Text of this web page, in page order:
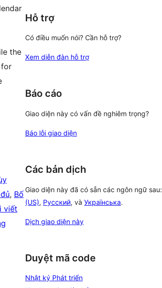
the
for
, Bố
viết
Hỗ trợ
Có điều muốn nói? Cần hỗ trợ?
Xem diễn đàn hỗ trợ
Báo cáo
Giao diện này có vấn đề nghiêm trọng?
Báo lỗi giao diện
Các bản dịch
Giao diện này đã có sẵn các ngôn ngữ sau:
(US), Русский, và Українська.
Dịch giao diện này
Duyệt mã code
Nhật ký Phát triển